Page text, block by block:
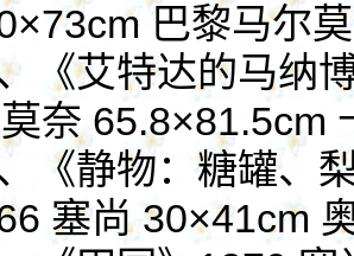
巴黎马尔
《艾特达的马纳
奈 65.8×81.5cm
《静物：糖罐、
塞尚 30×41cm